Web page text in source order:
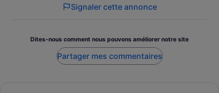
Signaler cette annonce
Dites-nous comment nous pouvons améliorer notre site
Partager mes commentaires